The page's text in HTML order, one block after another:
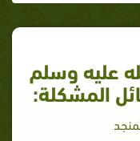
عليه وسلم
المشكلة: